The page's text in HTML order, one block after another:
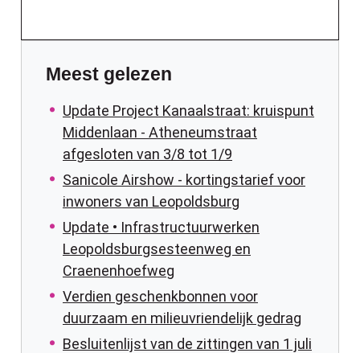
Meest gelezen
Update Project Kanaalstraat: kruispunt
Middenlaan - Atheneumstraat
afgesloten van 3/8 tot 1/9
Sanicole Airshow - kortingstarief voor
inwoners van Leopoldsburg
Update • Infrastructuurwerken
Leopoldsburgsesteenweg en
Craenenhoefweg
Verdien geschenkbonnen voor
duurzaam en milieuvriendelijk gedrag
Besluitenlijst van de zittingen van 1 juli